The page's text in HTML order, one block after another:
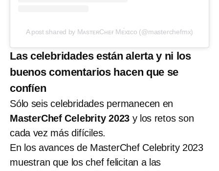
A post shared by MᴀsᴛᴇʀCʜᴇғ Mᴇ́xɪᴄᴏ (@masterchefmx)
Las celebridades están alerta y ni los
buenos comentarios hacen que se
confíen
Sólo seis celebridades permanecen en
MasterChef Celebrity 2023 y los retos son
cada vez más difíciles.
En los avances de MasterChef Celebrity 2023
muestran que los chef felicitan a las